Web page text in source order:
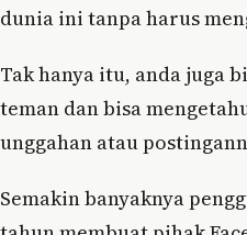
dunia ini tanpa harus
Tak hanya itu, anda juga
teman dan bisa
unggahan atau
Semakin banyaknya